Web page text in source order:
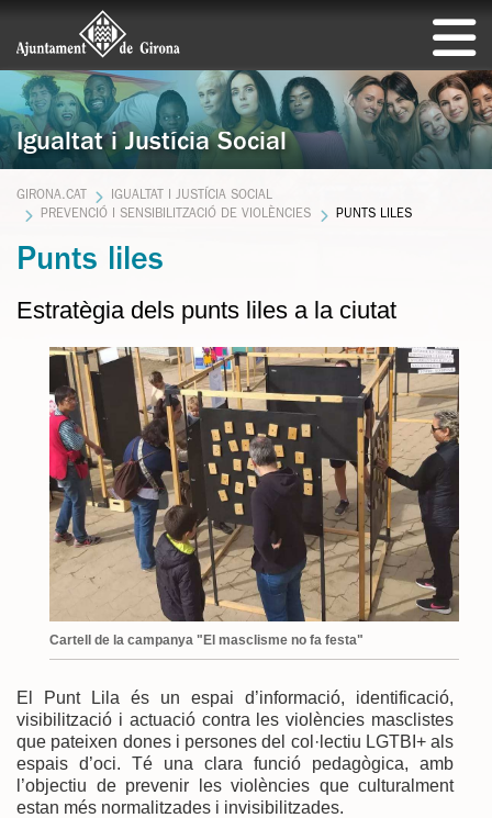
Igualtat i Justícia Social
GIRONA.CAT
IGUALTAT I JUSTÍCIA SOCIAL
PREVENCIÓ I SENSIBILITZACIÓ DE VIOLÈNCIES
PUNTS LILES
Punts liles
Estratègia dels punts liles a la ciutat
Cartell de la campanya "El masclisme no fa festa"
El Punt Lila és un espai d’informació, identificació,
visibilització i actuació contra les violències masclistes
que pateixen dones i persones del col·lectiu LGTBI+ als
espais d’oci. Té una clara funció pedagògica, amb
l’objectiu de prevenir les violències que culturalment
estan més normalitzades i invisibilitzades.